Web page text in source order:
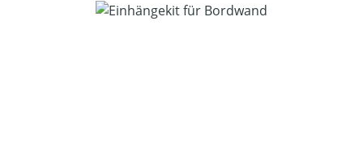
Bildergalerie überspringen